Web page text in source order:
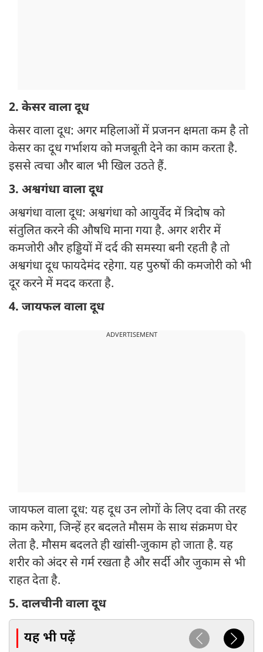
2. केसर वाला दूध
केसर वाला दूध: अगर महिलाओं में प्रजनन क्षमता कम है तो
केसर का दूध गर्भाशय को मजबूती देने का काम करता है.
इससे त्वचा और बाल भी खिल उठते हैं.
3. अश्वगंधा वाला दूध
अश्वगंधा वाला दूध: अश्वगंधा को आयुर्वेद में त्रिदोष को
संतुलित करने की औषधि माना गया है. अगर शरीर में
कमजोरी और हड्डियों में दर्द की समस्या बनी रहती है तो
अश्वगंधा दूध फायदेमंद रहेगा. यह पुरुषों की कमजोरी को भी
दूर करने में मदद करता है.
4. जायफल वाला दूध
ADVERTISEMENT
जायफल वाला दूध: यह दूध उन लोगों के लिए दवा की तरह
काम करेगा, जिन्हें हर बदलते मौसम के साथ संक्रमण घेर
लेता है. मौसम बदलते ही खांसी-जुकाम हो जाता है. यह
शरीर को अंदर से गर्म रखता है और सर्दी और जुकाम से भी
राहत देता है.
5. दालचीनी वाला दूध
यह भी पढ़ें